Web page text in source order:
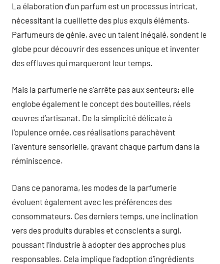
La élaboration d’un parfum est un processus intricat,
nécessitant la cueillette des plus exquis éléments.
Parfumeurs de génie, avec un talent inégalé, sondent le
globe pour découvrir des essences unique et inventer
des effluves qui marqueront leur temps.
Mais la parfumerie ne s’arrête pas aux senteurs; elle
englobe également le concept des bouteilles, réels
œuvres d’artisanat. De la simplicité délicate à
l’opulence ornée, ces réalisations parachèvent
l’aventure sensorielle, gravant chaque parfum dans la
réminiscence.
Dans ce panorama, les modes de la parfumerie
évoluent également avec les préférences des
consommateurs. Ces derniers temps, une inclination
vers des produits durables et conscients a surgi,
poussant l’industrie à adopter des approches plus
responsables. Cela implique l’adoption d’ingrédients